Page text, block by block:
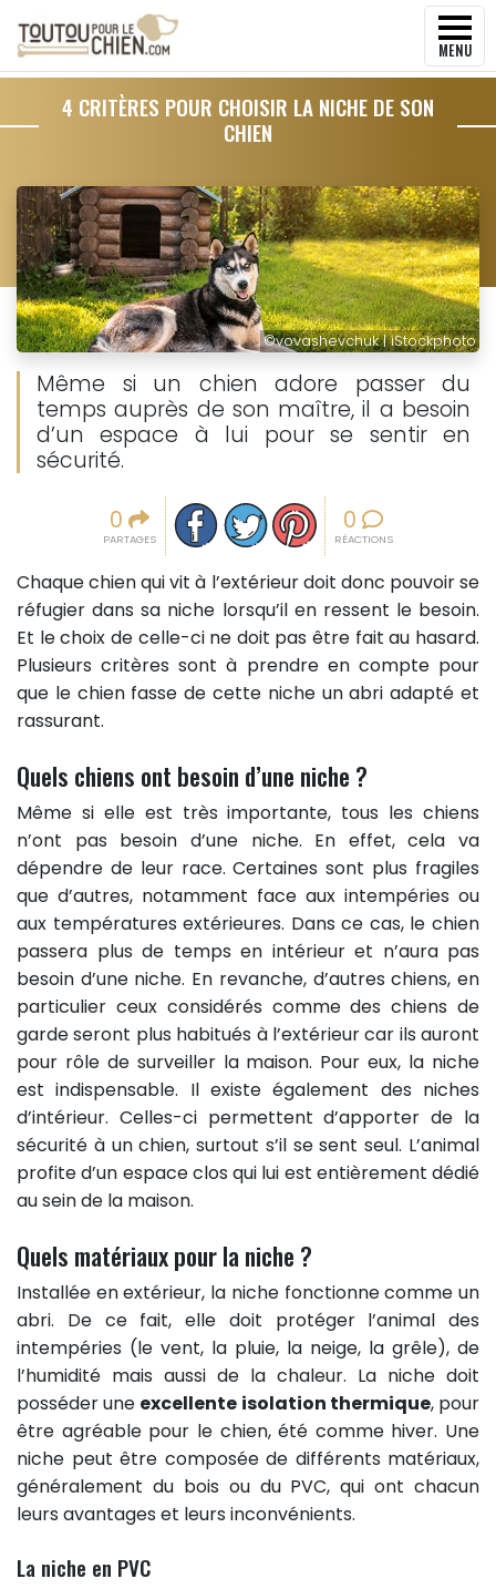
MENU
4 CRITÈRES POUR CHOISIR LA NICHE DE SON
CHIEN
©vovashevchuk | iStockphoto
Même si un chien adore passer du
temps auprès de son maître, il a besoin
d’un espace à lui pour se sentir en
sécurité.
0
PARTAGES
Partager sur facebook
Partager sur Twitter
Epingler sur Pinterest
0
RÉACTIONS
Chaque chien qui vit à l’extérieur doit donc pouvoir se
réfugier dans sa niche lorsqu’il en ressent le besoin.
Et le choix de celle-ci ne doit pas être fait au hasard.
Plusieurs critères sont à prendre en compte pour
que le chien fasse de cette niche un abri adapté et
rassurant.
Quels chiens ont besoin d’une niche ?
Même si elle est très importante, tous les chiens
n’ont pas besoin d’une niche. En effet, cela va
dépendre de leur race. Certaines sont plus fragiles
que d’autres, notamment face aux intempéries ou
aux températures extérieures. Dans ce cas, le chien
passera plus de temps en intérieur et n’aura pas
besoin d’une niche. En revanche, d’autres chiens, en
particulier ceux considérés comme des chiens de
garde seront plus habitués à l’extérieur car ils auront
pour rôle de surveiller la maison. Pour eux, la niche
est indispensable. Il existe également des niches
d’intérieur. Celles-ci permettent d’apporter de la
sécurité à un chien, surtout s’il se sent seul. L’animal
profite d’un espace clos qui lui est entièrement dédié
au sein de la maison.
Quels matériaux pour la niche ?
Installée en extérieur, la niche fonctionne comme un
abri. De ce fait, elle doit protéger l’animal des
intempéries (le vent, la pluie, la neige, la grêle), de
l’humidité mais aussi de la chaleur. La niche doit
posséder une excellente isolation thermique, pour
être agréable pour le chien, été comme hiver. Une
niche peut être composée de différents matériaux,
généralement du bois ou du PVC, qui ont chacun
leurs avantages et leurs inconvénients.
La niche en PVC